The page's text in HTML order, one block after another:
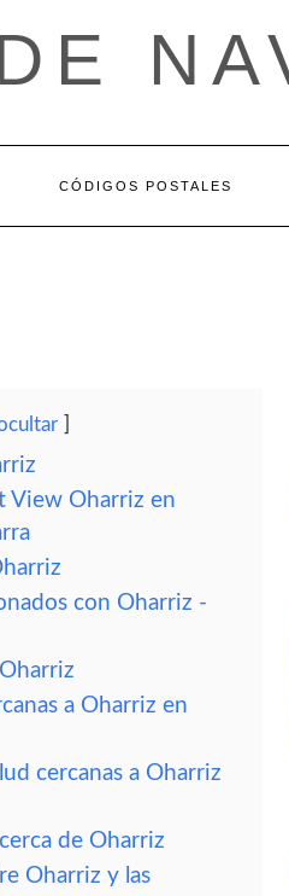
CÓDIGOS POSTALES
View Oharriz en
con Oharriz -
a Oharriz en
cercanas a Oharriz
de Oharriz
Oharriz y las